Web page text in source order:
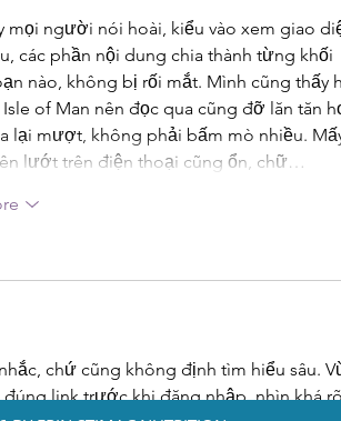
người nói hoài, kiểu vào xem giao
các phần nội dung chia thành từng khối
nào, không bị rối mắt. Mình cũng thấy
of Man nên đọc qua cũng đỡ lăn tăn
lại mượt, không phải bấm mò nhiều.
lướt trên điện thoại cũng ổn, chữ…
chứ cũng không định tìm hiểu sâu.
đúng link trước khi đăng nhập, nhìn khá